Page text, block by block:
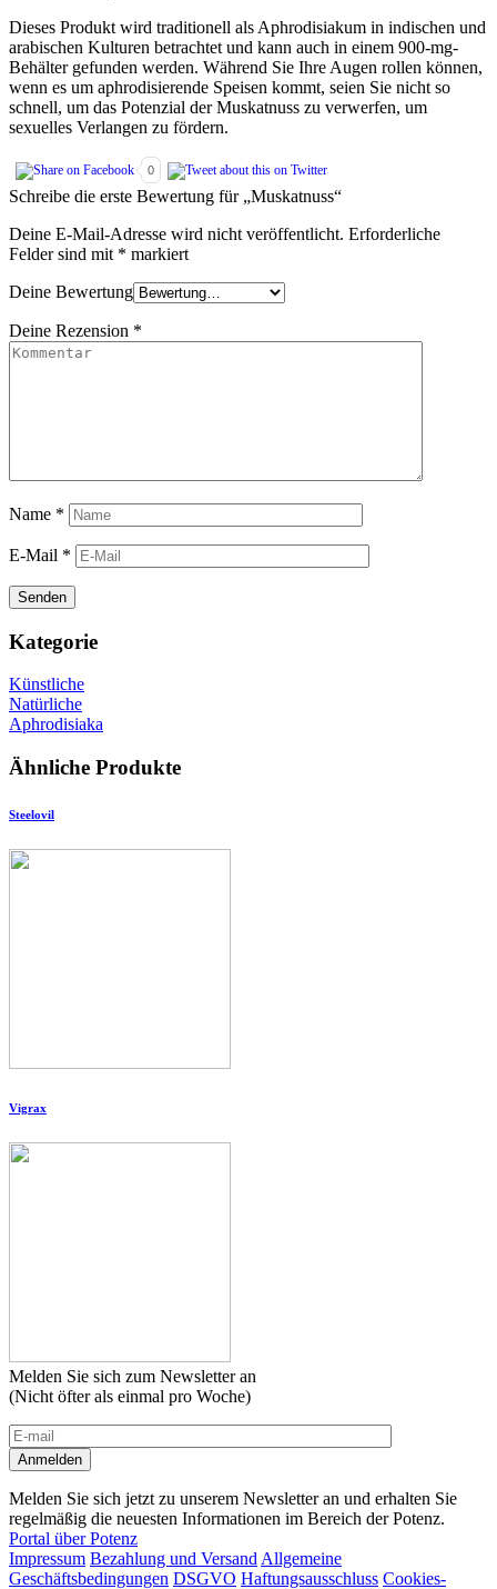
Dieses Produkt wird traditionell als Aphrodisiakum in indischen und
arabischen Kulturen betrachtet und kann auch in einem 900-mg-
Behälter gefunden werden. Während Sie Ihre Augen rollen können,
wenn es um aphrodisierende Speisen kommt, seien Sie nicht so
schnell, um das Potenzial der Muskatnuss zu verwerfen, um
sexuelles Verlangen zu fördern.
0
Schreibe die erste Bewertung für „Muskatnuss“
Deine E-Mail-Adresse wird nicht veröffentlicht. Erforderliche
Felder sind mit * markiert
Deine Bewertung
Deine Rezension *
Name *
E-Mail *
Kategorie
Künstliche
Natürliche
Aphrodisiaka
Ähnliche Produkte
Steelovil
Vigrax
Melden Sie sich zum Newsletter an
(Nicht öfter als einmal pro Woche)
Melden Sie sich jetzt zu unserem Newsletter an und erhalten Sie
regelmäßig die neuesten Informationen im Bereich der Potenz.
Portal über Potenz
Impressum Bezahlung und Versand Allgemeine
Geschäftsbedingungen DSGVO Haftungsausschluss Cookies-